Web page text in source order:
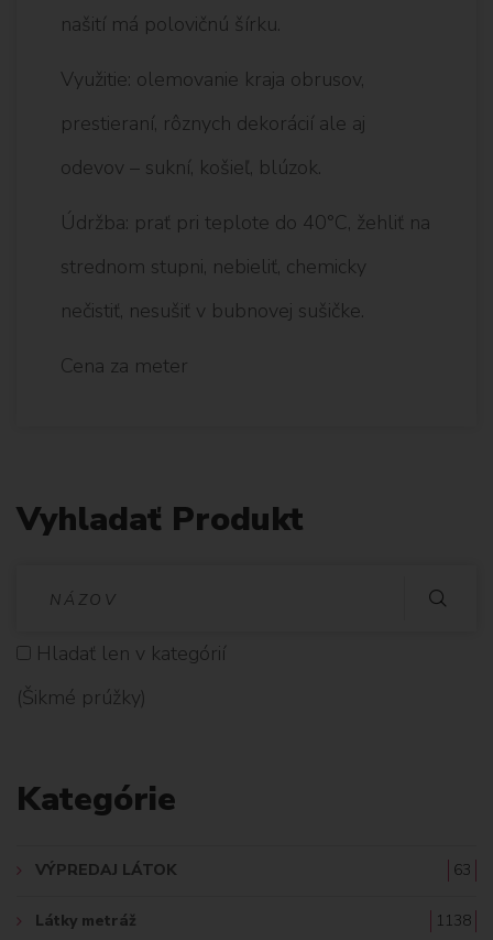
našití má polovičnú šírku.
Využitie: olemovanie kraja obrusov,
prestieraní, rôznych dekorácií ale aj
odevov – sukní, košieľ, blúzok.
Údržba: prať pri teplote do 40°C, žehliť na
strednom stupni, nebieliť, chemicky
nečistiť, nesušiť v bubnovej sušičke.
Cena za meter
Vyhladať Produkt
D
Hladať len v kategórií
(Šikmé prúžky)
Kategórie
VÝPREDAJ LÁTOK 63
Látky metráž 1138